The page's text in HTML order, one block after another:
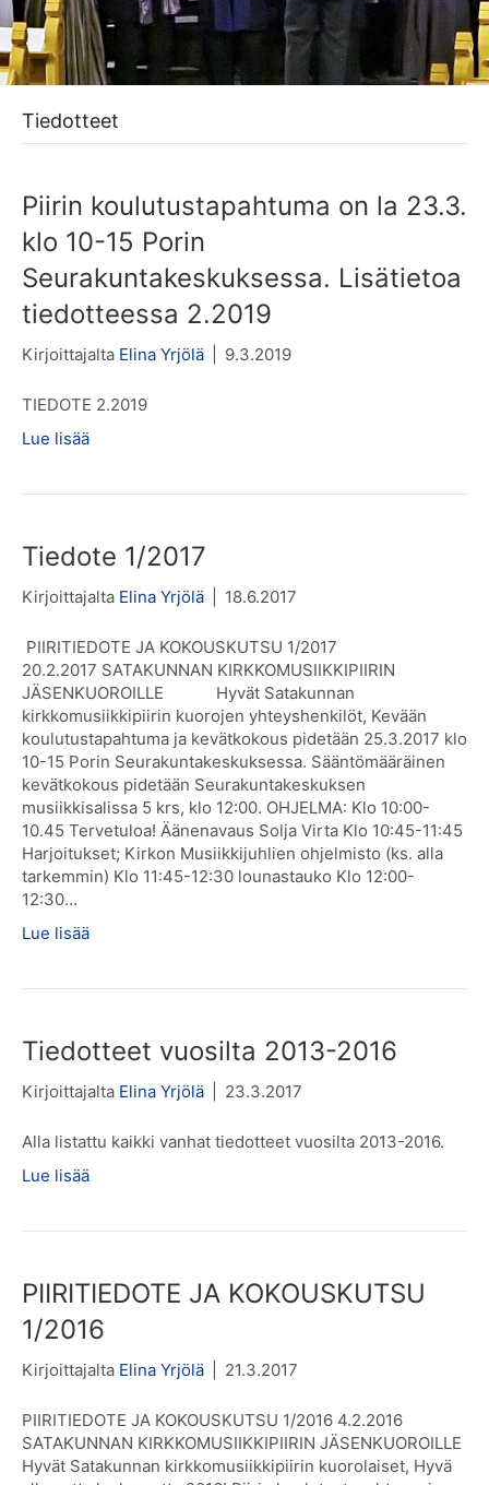
Tiedotteet
Piirin koulutustapahtuma on la 23.3.
klo 10-15 Porin
Seurakuntakeskuksessa. Lisätietoa
tiedotteessa 2.2019
Kirjoittajalta Elina Yrjölä 9.3.2019
TIEDOTE 2.2019
Lue lisää
Tiedote 1/2017
Kirjoittajalta Elina Yrjölä 18.6.2017
PIIRITIEDOTE JA KOKOUSKUTSU 1/2017
20.2.2017 SATAKUNNAN KIRKKOMUSIIKKIPIIRIN
JÄSENKUOROILLE Hyvät Satakunnan
kirkkomusiikkipiirin kuorojen yhteyshenkilöt, Kevään
koulutustapahtuma ja kevätkokous pidetään 25.3.2017 klo
10-15 Porin Seurakuntakeskuksessa. Sääntömääräinen
kevätkokous pidetään Seurakuntakeskuksen
musiikkisalissa 5 krs, klo 12:00. OHJELMA: Klo 10:00-
10.45 Tervetuloa! Äänenavaus Solja Virta Klo 10:45-11:45
Harjoitukset; Kirkon Musiikkijuhlien ohjelmisto (ks. alla
tarkemmin) Klo 11:45-12:30 lounastauko Klo 12:00-
12:30…
Lue lisää
Tiedotteet vuosilta 2013-2016
Kirjoittajalta Elina Yrjölä 23.3.2017
Alla listattu kaikki vanhat tiedotteet vuosilta 2013-2016.
Lue lisää
PIIRITIEDOTE JA KOKOUSKUTSU
1/2016
Kirjoittajalta Elina Yrjölä 21.3.2017
PIIRITIEDOTE JA KOKOUSKUTSU 1/2016 4.2.2016
SATAKUNNAN KIRKKOMUSIIKKIPIIRIN JÄSENKUOROILLE
Hyvät Satakunnan kirkkomusiikkipiirin kuorolaiset, Hyvä